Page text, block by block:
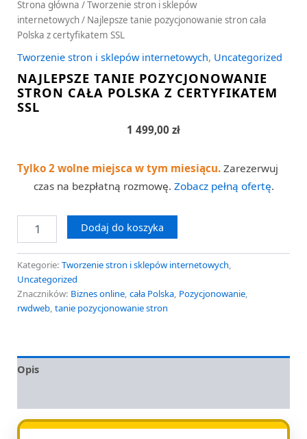
Strona główna /Tworzenie stron i sklepów
internetowych/ Najlepsze tanie pozycjonowanie stron cała
Polska z certyfikatem SSL
Tworzenie stron i sklepów internetowych, Uncategorized
NAJLEPSZE TANIE POZYCJONOWANIE
STRON CAŁA POLSKA Z CERTYFIKATEM
SSL
1 499,00 zł
Tylko 2 wolne miejsca w tym miesiącu. Zarezerwuj
czas na bezpłatną rozmowę. Zobacz pełną ofertę.
Dodaj do koszyka
Kategorie: Tworzenie stron i sklepów internetowych,
Uncategorized
Znaczników: Biznes online, cała Polska, Pozycjonowanie,
rwdweb, tanie pozycjonowanie stron
Opis